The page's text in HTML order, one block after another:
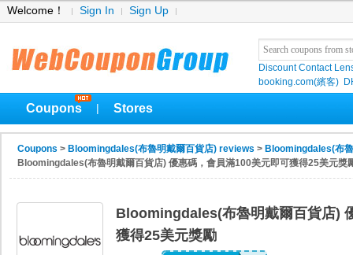
Welcome！ Sign In Sign Up
Discount Contact
booking.com(繽客)
Coupons Stores
Coupons > Bloomingdales(布魯明戴爾百貨店) reviews > Bloomingdales(布
Bloomingdales(布魯明戴爾百貨店) 優惠碼，會員滿100美元即可獲得25美元獎
Bloomingdales(布魯明戴爾百貨店)
獲得25美元獎勵